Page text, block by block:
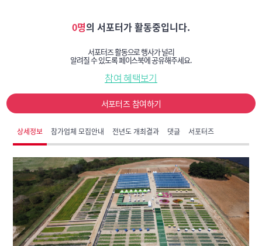
0명의 서포터가 활동중입니다.
서포터즈 활동으로 행사가 널리
알려질 수 있도록 페이스북에 공유해주세요.
참여 혜택보기
서포터즈 참여하기
상세정보 참가업체 모집안내 전년도 개최결과 댓글 서포터즈